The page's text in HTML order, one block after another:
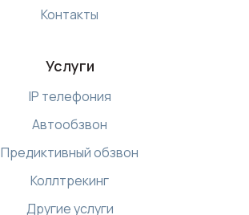
Контакты
Услуги
IP телефония
Автообзвон
Предиктивный обзвон
Коллтрекинг
Другие услуги